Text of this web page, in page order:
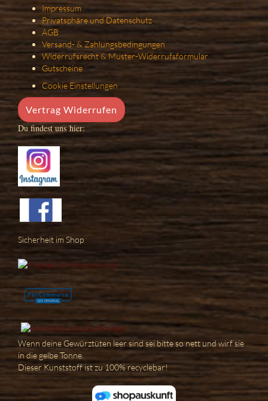
Impressum
Privatsphäre und Datenschutz
AGB
Versand- & Zahlungsbedingungen
Widerrufsrecht & Muster-Widerrufsformular
Gutscheine
Cookie Einstellungen
Vertrag Widerrufen
Du findest uns hier:
Sicherheit im Shop
Wenn deine Gewürztüten leer sind sei bitte so nett und wirf sie
in die gelbe Tonne.
Dieser Kunststoff ist zu 100% recyclebar!